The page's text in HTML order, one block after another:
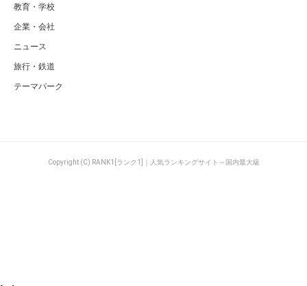
教育・学校
企業・会社
ニュース
旅行・鉄道
テーマパーク
Copyright (C) RANK1[ランク1]｜人気ランキングサイト～国内最大級